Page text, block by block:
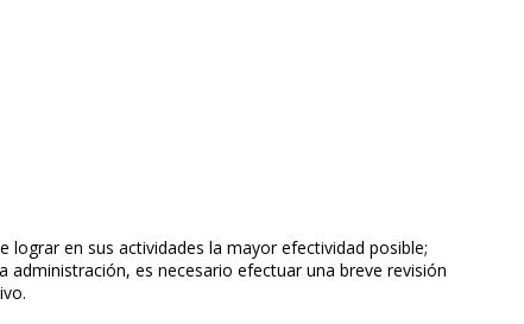
en sus actividades la mayor efectividad posible;
es necesario efectuar una breve revisión